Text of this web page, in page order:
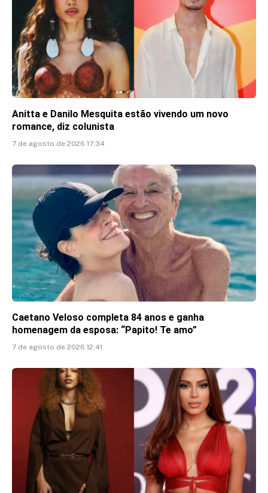
Anitta e Danilo Mesquita estão vivendo um novo
romance, diz colunista
7 de agosto de 2026 17:34
Caetano Veloso completa 84 anos e ganha
homenagem da esposa: “Papito! Te amo”
7 de agosto de 2026 12:41